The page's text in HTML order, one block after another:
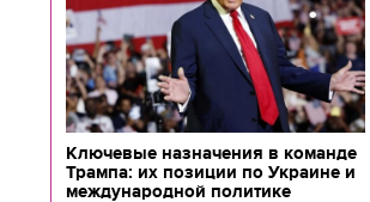
Ключевые назначения в команде
Трампа: их позиции по Украине и
международной политике